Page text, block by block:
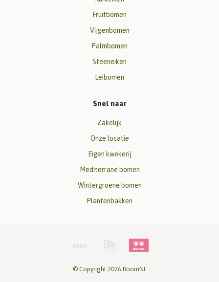
Fruitbomen
Vijgenbomen
Palmbomen
Steeneiken
Leibomen
Snel naar
Zakelijk
Onze locatie
Eigen kwekerij
Mediterrane bomen
Wintergroene bomen
Plantenbakken
© Copyright 2026 BoomNL